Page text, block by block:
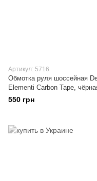
Артикул: 5716
Обмотка руля шоссейная
Elementi Carbon Tape,
550 грн